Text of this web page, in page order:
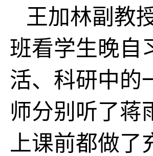
王加林副教
班看学生晚自
活、科研中的
师分别听了蒋
上课前都做了